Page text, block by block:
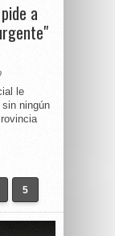
a
le
ningún
5